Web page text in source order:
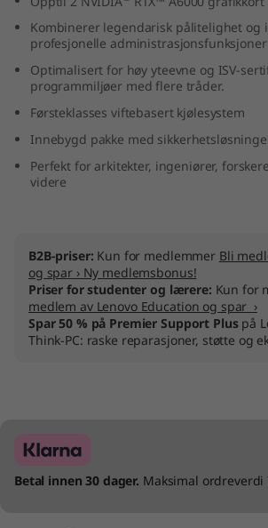
Kombinerer legendarisk pålitelighet og
profesjonelle
Optimalisert for høy yteevne og ISV-
programmiljøer med flere tråder.
Førsteklasses viftebasert kjølesystem
Innebygd pakke med
Perfekt for arkitekter, ingeniører,
videre
B2B-priser: Kun for medlemmer Bli
og spar › Ny medlemsbonus!
Priser for studenter og lærere: Kun for
medlem av Lenovo Education og spar ›
Spar 50 % på Premier Support Pluspå
Think-PC: raske reparasjoner, støtte og
Betal innen 30 dager. Maksimal ordreverdi